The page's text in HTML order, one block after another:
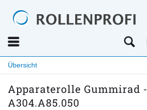
Übersicht
Apparaterolle Gummirad -
A304.A85.050